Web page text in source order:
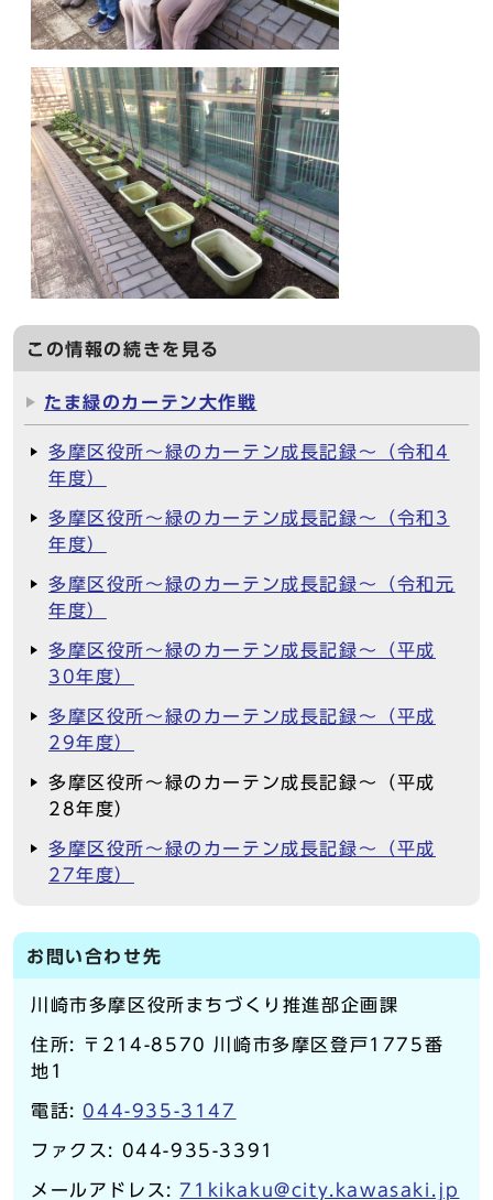
この情報の続きを見る
たま緑のカーテン大作戦
多摩区役所～緑のカーテン成長記録～（令和4
年度）
多摩区役所～緑のカーテン成長記録～（令和3
年度）
多摩区役所～緑のカーテン成長記録～（令和元
年度）
多摩区役所～緑のカーテン成長記録～（平成
30年度）
多摩区役所～緑のカーテン成長記録～（平成
29年度）
多摩区役所～緑のカーテン成長記録～（平成
28年度）
多摩区役所～緑のカーテン成長記録～（平成
27年度）
お問い合わせ先
川崎市多摩区役所まちづくり推進部企画課
住所: 〒214-8570 川崎市多摩区登戸1775番
地1
電話: 044-935-3147
ファクス: 044-935-3391
メールアドレス:71kikaku@city.kawasaki.jp